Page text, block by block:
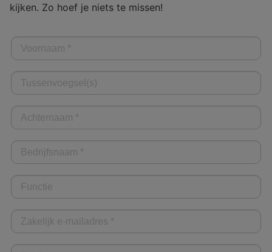
kijken. Zo hoef je niets te missen!